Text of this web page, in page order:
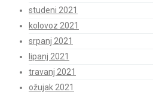
studeni 2021
kolovoz 2021
srpanj 2021
lipanj 2021
travanj 2021
ožujak 2021